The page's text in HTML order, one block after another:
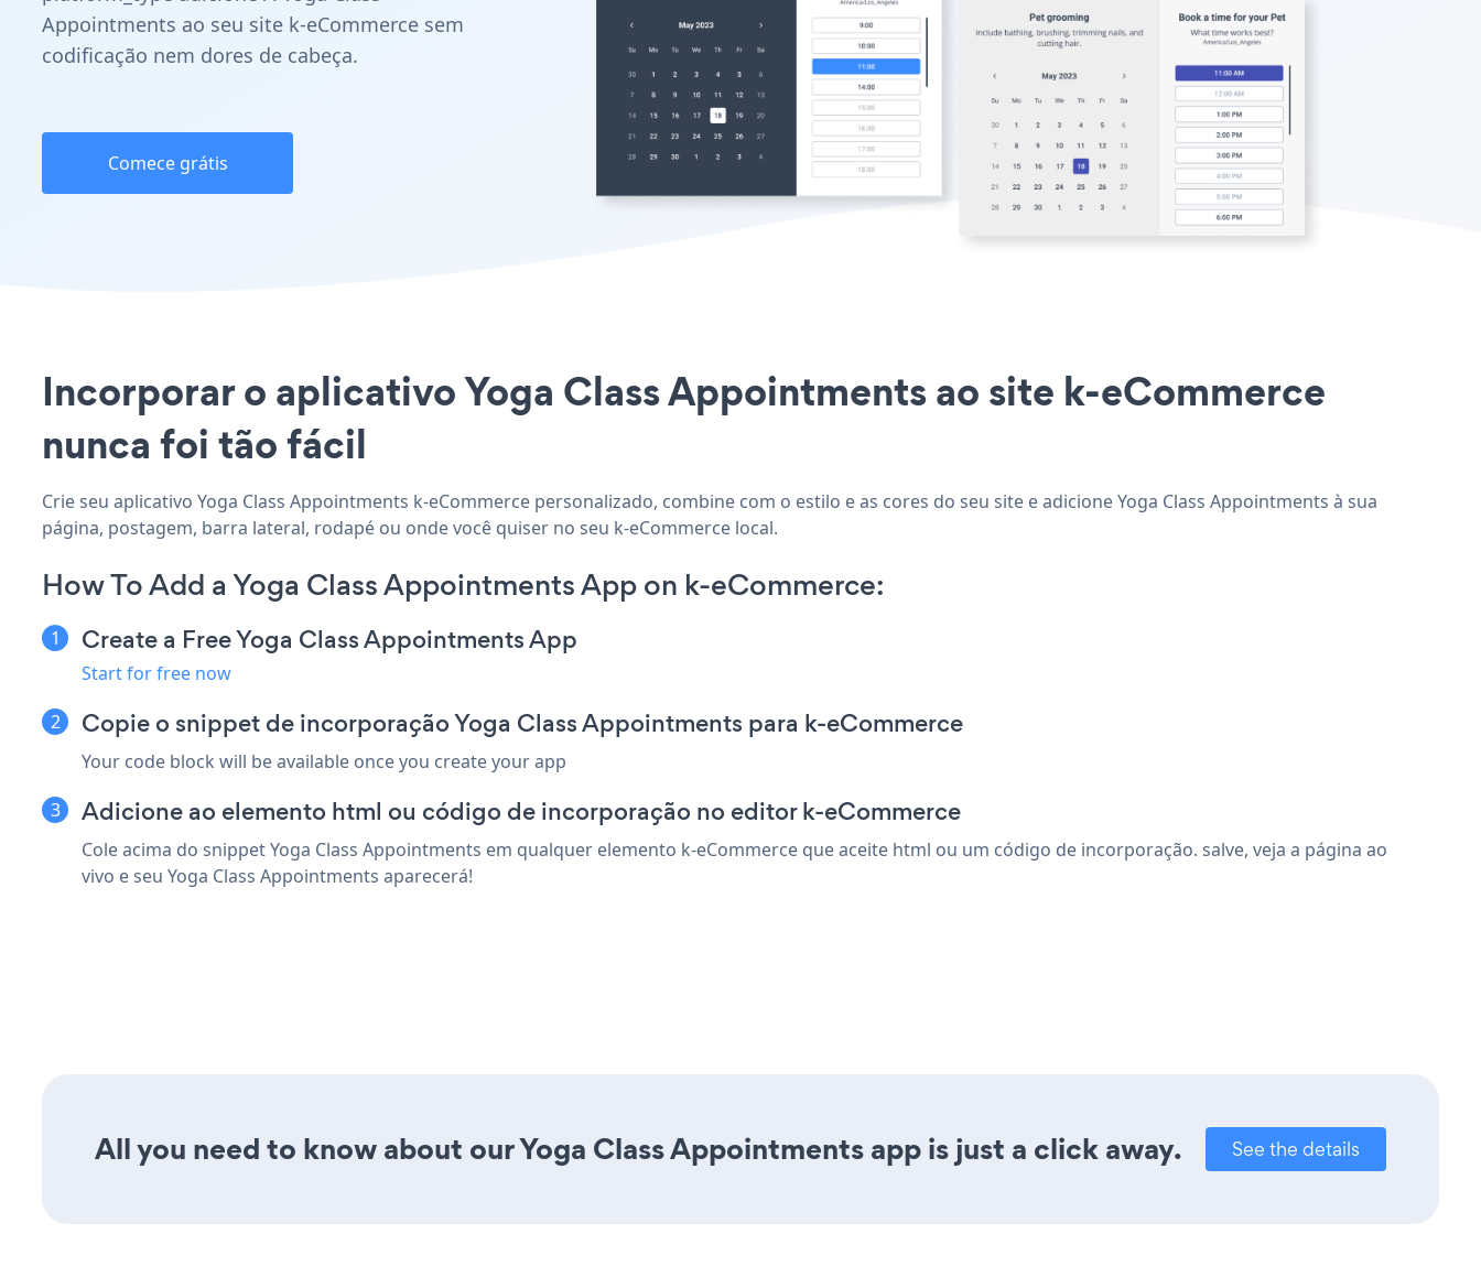
Appointments ao seu site k-eCommerce sem
codificação nem dores de cabeça.
Comece grátis
Incorporar o aplicativo Yoga Class Appointments ao site k-eCommerce
nunca foi tão fácil
Crie seu aplicativo Yoga Class Appointments k-eCommerce personalizado, combine com o estilo e as cores do seu site e adicione Yoga Class Appointments à sua
página, postagem, barra lateral, rodapé ou onde você quiser no seu k-eCommerce local.
How To Add a Yoga Class Appointments App on k-eCommerce:
Create a Free Yoga Class Appointments App
Start for free now
Copie o snippet de incorporação Yoga Class Appointments para k-eCommerce
Your code block will be available once you create your app
Adicione ao elemento html ou código de incorporação no editor k-eCommerce
Cole acima do snippet Yoga Class Appointments em qualquer elemento k-eCommerce que aceite html ou um código de incorporação. salve, veja a página ao
vivo e seu Yoga Class Appointments aparecerá!
All you need to know about our Yoga Class Appointments app is just a click away. See the details